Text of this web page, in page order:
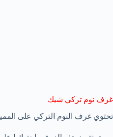
غرف نوم تركي شيك
تحتوي غرف النوم التركي على